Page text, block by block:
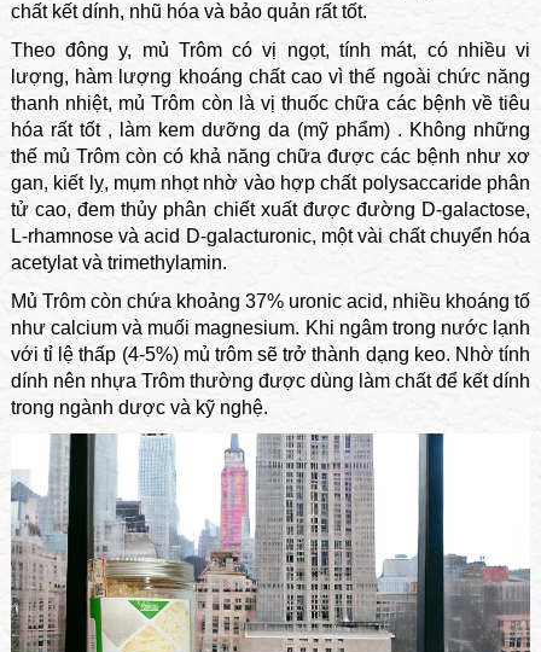
chất kết dính, nhũ hóa và bảo quản rất tốt.
Theo đông y, mủ Trôm có vị ngọt, tính mát, có nhiều vi
lượng, hàm lượng khoáng chất cao vì thế ngoài chức năng
thanh nhiệt, mủ Trôm còn là vị thuốc chữa các bệnh về tiêu
hóa rất tốt , làm kem dưỡng da (mỹ phẩm) . Không những
thế mủ Trôm còn có khả năng chữa được các bệnh như xơ
gan, kiết lỵ, mụm nhọt nhờ vào hợp chất polysaccaride phân
tử cao, đem thủy phân chiết xuất được đường D-galactose,
L-rhamnose và acid D-galacturonic, một vài chất chuyển hóa
acetylat và trimethylamin.
Mủ Trôm còn chứa khoảng 37% uronic acid, nhiều khoáng tố
như calcium và muối magnesium. Khi ngâm trong nước lạnh
với tỉ lệ thấp (4-5%) mủ trôm sẽ trở thành dạng keo. Nhờ tính
dính nên nhựa Trôm thường được dùng làm chất để kết dính
trong ngành dược và kỹ nghệ.